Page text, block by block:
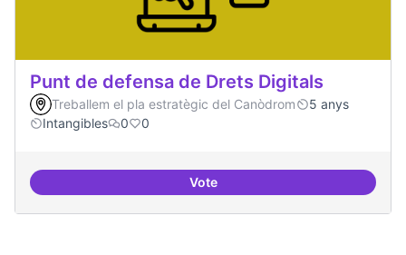
Punt de defensa de Drets Digitals
Treballem el pla estratègic del Canòdrom
5 anys
Intangibles
0 0
VotePunt de defensa de Drets Digitals